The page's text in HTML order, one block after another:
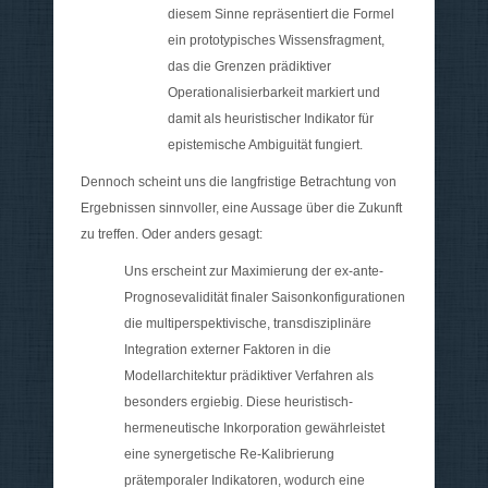
diesem Sinne repräsentiert die Formel
ein prototypisches Wissensfragment,
das die Grenzen prädiktiver
Operationalisierbarkeit markiert und
damit als heuristischer Indikator für
epistemische Ambiguität fungiert.
Dennoch scheint uns die langfristige Betrachtung von
Ergebnissen sinnvoller, eine Aussage über die Zukunft
zu treffen. Oder anders gesagt:
Uns erscheint zur Maximierung der ex-ante-
Prognosevalidität finaler Saisonkonfigurationen
die multiperspektivische, transdisziplinäre
Integration externer Faktoren in die
Modellarchitektur prädiktiver Verfahren als
besonders ergiebig. Diese heuristisch-
hermeneutische Inkorporation gewährleistet
eine synergetische Re-Kalibrierung
prätemporaler Indikatoren, wodurch eine